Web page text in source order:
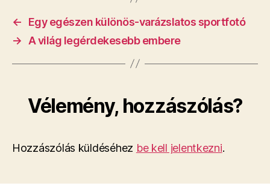
←
Egy egészen különös-varázslatos sportfotó
→
A világ legérdekesebb embere
Vélemény, hozzászólás?
Hozzászólás küldéséhez be kell jelentkezni.